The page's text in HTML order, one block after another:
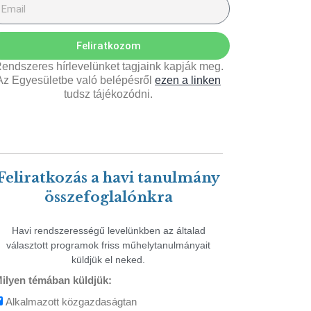
Feliratkozom
hírlevelünket tagjaink kapják meg.
Egyesületbe való belépésről ezen a linken
tudsz tájékozódni.
a havi tanulmány
összefoglalónkra
Havi rendszerességű levelünkben az általad
választott programok friss műhelytanulmányait
küldjük el neked.
témában küldjük:
Alkalmazott közgazdaságtan